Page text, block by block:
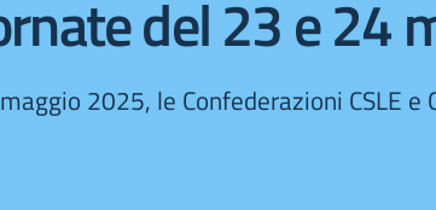
del 23 e 24
2025, le Confederazioni CSLE e